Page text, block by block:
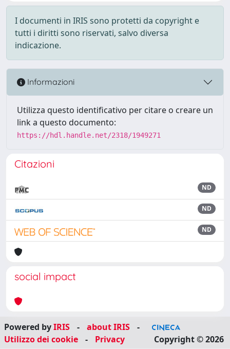
I documenti in IRIS sono protetti da copyright e
tutti i diritti sono riservati, salvo diversa
indicazione.
Informazioni
Utilizza questo identificativo per citare o creare un
link a questo documento:
https://hdl.handle.net/2318/1949271
Citazioni
ND
ND
ND
social impact
Powered byIRIS - about IRIS
-
Utilizzo dei cookie
- Privacy Copyright © 2026